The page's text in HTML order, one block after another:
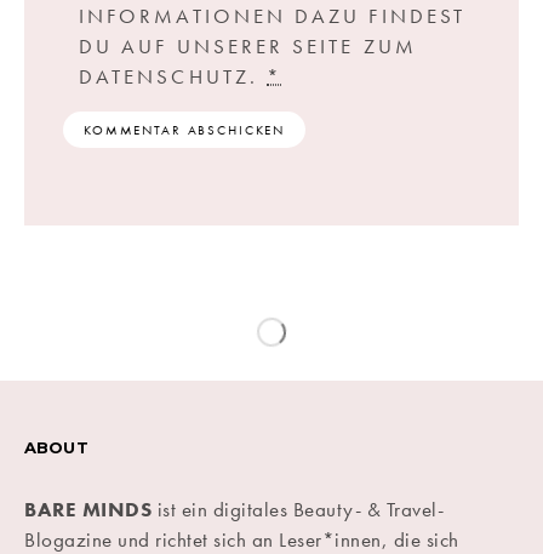
INFORMATIONEN DAZU FINDEST
DU AUF UNSERER SEITE ZUM
DATENSCHUTZ. *
ABOUT
BARE MINDS ist ein digitales Beauty- & Travel-
Blogazine und richtet sich an Leser*innen, die sich